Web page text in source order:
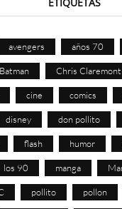
avengers años 70
Batman Chris Claremont
cine comics
disney don pollito
flash humor
los 90 manga
pollito pollon